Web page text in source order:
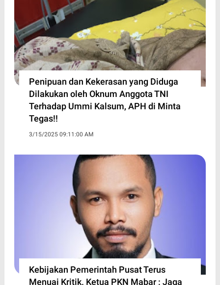
Penipuan dan Kekerasan yang Diduga
Dilakukan oleh Oknum Anggota TNI
Terhadap Ummi Kalsum, APH di Minta
Tegas!!
3/15/2025 09:11:00 AM
Kebijakan Pemerintah Pusat Terus
Menuai Kritik. Ketua PKN Mabar : Jaga